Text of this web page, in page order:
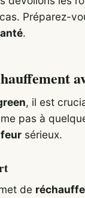
Préparez-
.
, il est
pas à
sérieux.
de